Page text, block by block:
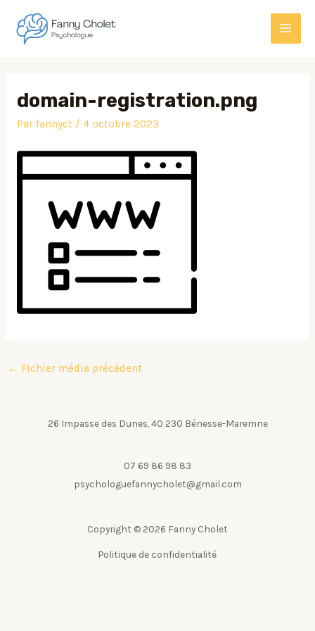
contenu
MAIN
domain-registration.png
Par fannyct / 4 octobre 2023
articles
← Fichier média précédent
26 Impasse des Dunes, 40 230 Bénesse-Maremne
07 69 86 98 83
psychologuefannycholet@gmail.com
Copyright © 2026 Fanny Cholet
Politique de confidentialité